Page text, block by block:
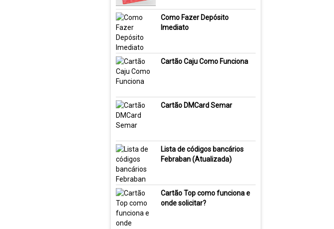
Como Fazer Depósito
Imediato
Cartão Caju Como Funciona
Cartão DMCard Semar
Lista de códigos bancários
Febraban (Atualizada)
Cartão Top como funciona e
onde solicitar?